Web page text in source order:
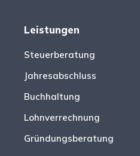
Leistungen
Steuerberatung
Jahresabschluss
Buchhaltung
Lohnverrechnung
Gründungsberatung